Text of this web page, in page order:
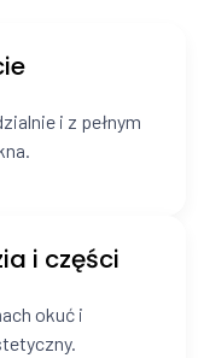
i z pełnym
i części
okuć i